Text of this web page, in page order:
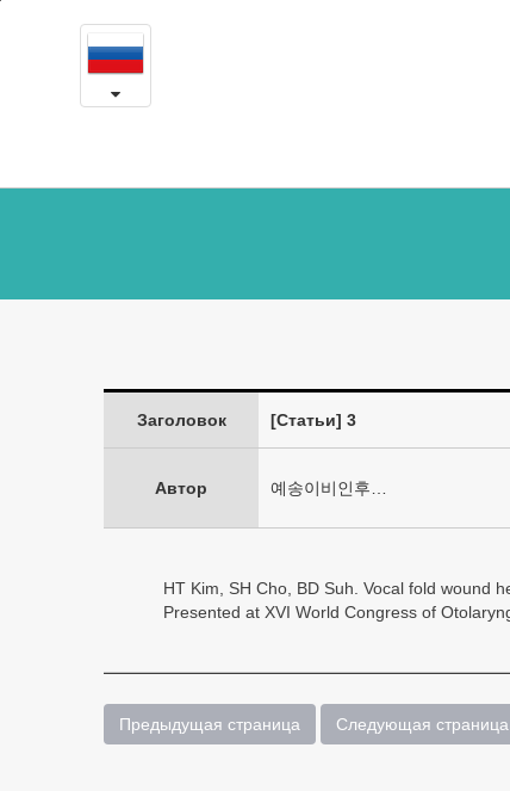
Доклады
Заголовок [Статьи] 3
Автор 예송이비인후…
HT Kim, SH Cho, BD Suh. Vocal fold wound
Presented at XVI World Congress of
Предыдущая страница Следующая страница